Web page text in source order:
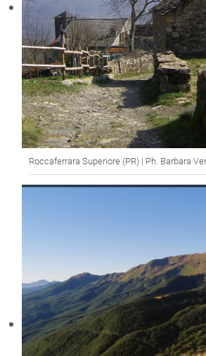
Roccaferrara Superiore (PR) | Ph. Barbara